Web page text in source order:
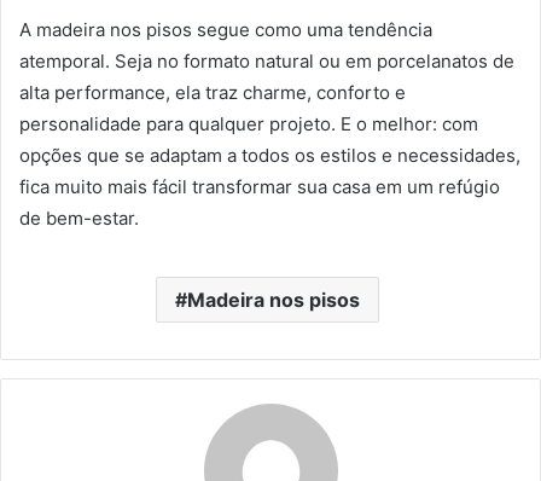
A madeira nos pisos segue como uma tendência
atemporal. Seja no formato natural ou em porcelanatos de
alta performance, ela traz charme, conforto e
personalidade para qualquer projeto. E o melhor: com
opções que se adaptam a todos os estilos e necessidades,
fica muito mais fácil transformar sua casa em um refúgio
de bem-estar.
Madeira nos pisos